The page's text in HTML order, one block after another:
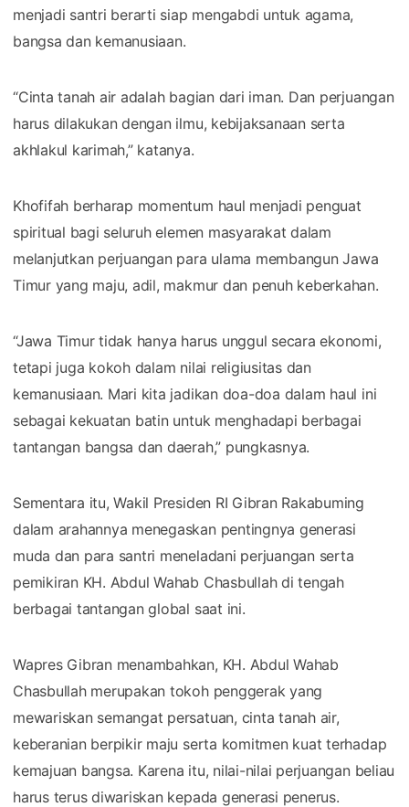
menjadi santri berarti siap mengabdi untuk agama,
bangsa dan kemanusiaan.
“Cinta tanah air adalah bagian dari iman. Dan perjuangan
harus dilakukan dengan ilmu, kebijaksanaan serta
akhlakul karimah,” katanya.
Khofifah berharap momentum haul menjadi penguat
spiritual bagi seluruh elemen masyarakat dalam
melanjutkan perjuangan para ulama membangun Jawa
Timur yang maju, adil, makmur dan penuh keberkahan.
“Jawa Timur tidak hanya harus unggul secara ekonomi,
tetapi juga kokoh dalam nilai religiusitas dan
kemanusiaan. Mari kita jadikan doa-doa dalam haul ini
sebagai kekuatan batin untuk menghadapi berbagai
tantangan bangsa dan daerah,” pungkasnya.
Sementara itu, Wakil Presiden RI Gibran Rakabuming
dalam arahannya menegaskan pentingnya generasi
muda dan para santri meneladani perjuangan serta
pemikiran KH. Abdul Wahab Chasbullah di tengah
berbagai tantangan global saat ini.
Wapres Gibran menambahkan, KH. Abdul Wahab
Chasbullah merupakan tokoh penggerak yang
mewariskan semangat persatuan, cinta tanah air,
keberanian berpikir maju serta komitmen kuat terhadap
kemajuan bangsa. Karena itu, nilai-nilai perjuangan beliau
harus terus diwariskan kepada generasi penerus.